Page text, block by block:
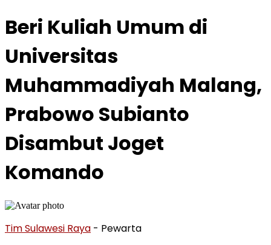
Beri Kuliah Umum di
Universitas
Muhammadiyah Malang,
Prabowo Subianto
Disambut Joget
Komando
Tim Sulawesi Raya - Pewarta